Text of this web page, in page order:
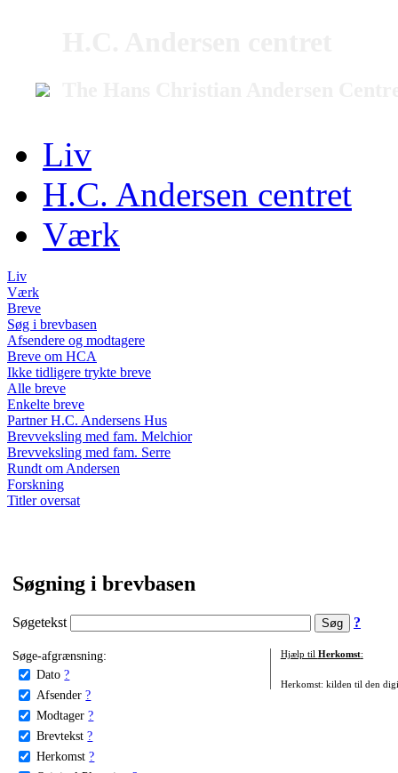
Liv
H.C. Andersen centret
Værk
Liv
Værk
Breve
Søg i brevbasen
Afsendere og modtagere
Breve om HCA
Ikke tidligere trykte breve
Alle breve
Enkelte breve
Partner H.C. Andersens Hus
Brevveksling med fam. Melchior
Brevveksling med fam. Serre
Rundt om Andersen
Forskning
Titler oversat
Søgning i brevbasen
Søgetekst ?
Søge-afgrænsning:
Dato ?
Afsender ?
Modtager ?
Brevtekst ?
Herkomst ?
Hjælp til Herkomst:
Herkomst: kilden til den